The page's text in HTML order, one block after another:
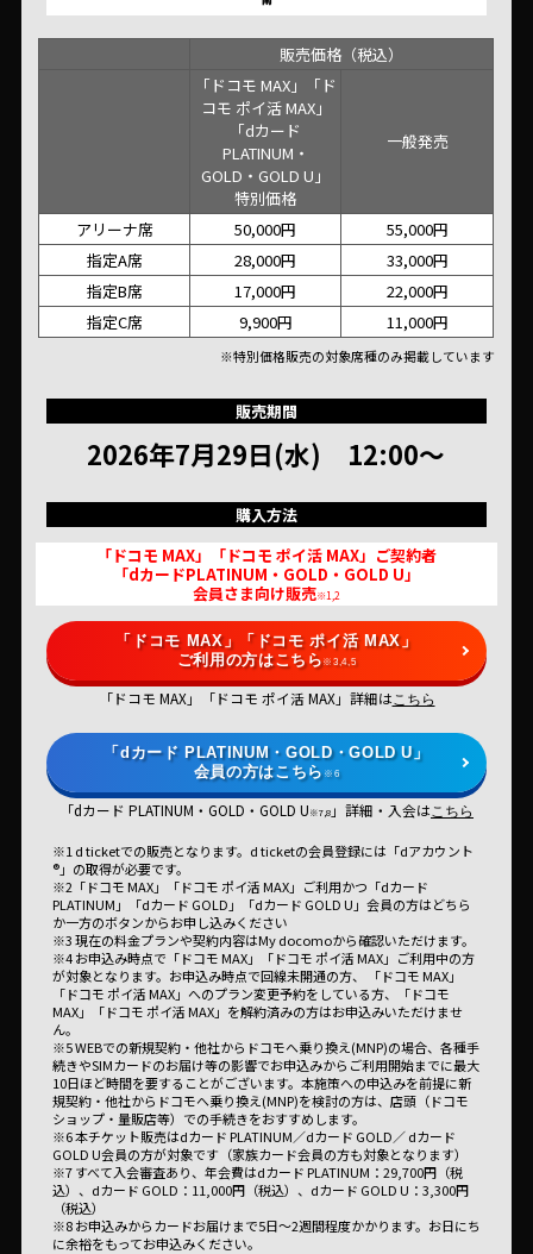
販売価格（税込）
「ドコモ MAX」「ド
コモ ポイ活 MAX」
「dカード
PLATINUM・
GOLD・GOLD U」
特別価格
一般発売
アリーナ席 50,000円
55,000円
指定A席
28,000円
33,000円
指定B席
17,000円
22,000円
指定C席
9,900円 11,000円
※特別価格販売の対象席種のみ掲載しています
販売期間
2026年7月29日(水) 12:00～
購入方法
「ドコモ MAX」「ドコモ ポイ活 MAX」ご契約者
「dカードPLATINUM・GOLD・GOLD U」
会員さま向け販売※1,2
「ドコモ MAX」「ドコモ ポイ活 MAX」
ご利用の方はこちら※3,4,5
「ドコモ MAX」「ドコモ ポイ活 MAX」詳細は こちら
「dカード PLATINUM・GOLD・GOLD U」
会員の方はこちら ※6
「dカード PLATINUM・GOLD・GOLD U※7,8 」詳細・入会は こちら
※1 d ticketでの販売となります。d ticketの会員登録には「dアカウント
®」の取得が必要です。
※2「ドコモ MAX」「ドコモ ポイ活 MAX」ご利用かつ「dカード
PLATINUM」「dカード GOLD」「dカード GOLD U」会員の方はどちら
か一方のボタンからお申し込みください
※3 現在の料金プランや契約内容はMy docomoから確認いただけます。
※4 お申込み時点で「ドコモ MAX」「ドコモ ポイ活 MAX」ご利用中の方
が対象となります。お申込み時点で回線未開通の方、 「ドコモ MAX」
「ドコモ ポイ活 MAX」へのプラン変更予約をしている方、「ドコモ
MAX」「ドコモ ポイ活 MAX」を解約済みの方はお申込みいただけませ
ん。
※5 WEBでの新規契約・他社からドコモへ乗り換え(MNP)の場合、各種手
続きやSIMカードのお届け等の影響でお申込みからご利用開始までに最大
10日ほど時間を要することがございます。本施策への申込みを前提に新
規契約・他社からドコモへ乗り換え(MNP)を検討の方は、店頭（ドコモ
ショップ・量販店等）での手続きをおすすめします。
※6 本チケット販売はdカード PLATINUM／dカード GOLD／ dカード
GOLD U会員の方が対象です（家族カード会員の方も対象となります）
※7 すべて入会審査あり、年会費はdカード PLATINUM：29,700円（税
込）、dカード GOLD：11,000円（税込）、dカード GOLD U：3,300円
（税込）
※8 お申込みからカードお届けまで5日～2週間程度かかります。お日にち
に余裕をもってお申込みください。